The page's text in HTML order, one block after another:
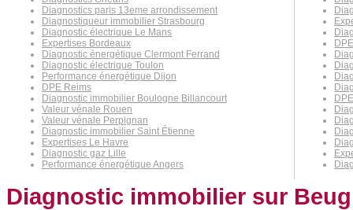
Diagnostics paris 13eme arrondissement
Diagnostiqueur immobilier Strasbourg
Diagnostic électrique Le Mans
Expertises Bordeaux
Diagnostic énergétique Clermont Ferrand
Diagnostic électrique Toulon
Performance énergétique Dijon
DPE Reims
Diagnostic immobilier Boulogne Billancourt
Valeur vénale Rouen
Valeur vénale Perpignan
Diagnostic immobilier Saint Étienne
Expertises Le Havre
Diagnostic gaz Lille
Performance énergétique Angers
Diagnostic immobilier sur